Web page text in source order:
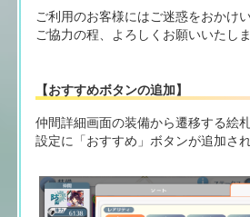
ご利用のお客様にはご迷惑をおかけ
ご協力の程、よろしくお願いいたしま
【おすすめボタンの追加】
仲間詳細画面の装備から遷移する絵
設定に「おすすめ」ボタンが追加され